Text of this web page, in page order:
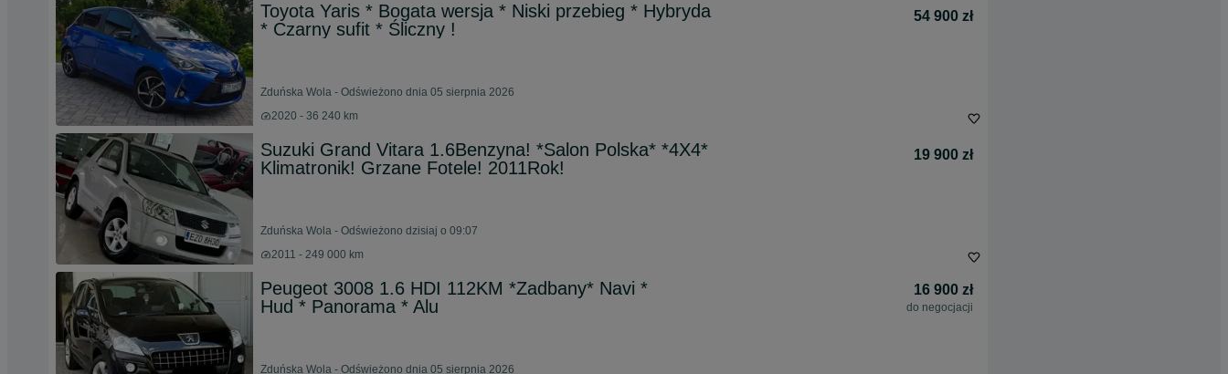
Toyota Yaris * Bogata wersja * Niski przebieg * Hybryda
* Czarny sufit * Śliczny !
54 900 zł
Zduńska Wola - Odświeżono dnia 05 sierpnia 2026
2020 - 36 240 km
Suzuki Grand Vitara 1.6Benzyna! *Salon Polska* *4X4*
Klimatronik! Grzane Fotele! 2011Rok!
19 900 zł
Zduńska Wola - Odświeżono dzisiaj o 09:07
2011 - 249 000 km
Peugeot 3008 1.6 HDI 112KM *Zadbany* Navi *
Hud * Panorama * Alu
16 900 zł
do negocjacji
Zduńska Wola - Odświeżono dnia 05 sierpnia 2026